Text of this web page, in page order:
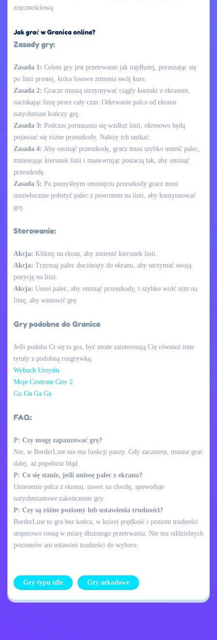
zręcznościową.
Jak grać w Granica online?
Zasady gry:
Zasada 1: Celem gry jest przetrwanie jak najdłużej, poruszając się
po linii prostej, która losowo zmienia swój kurs.
Zasada 2: Gracze muszą utrzymywać ciągły kontakt z ekranem,
naciskając linię przez cały czas. Oderwanie palca od ekranu
natychmiast kończy grę.
Zasada 3: Podczas poruszania się wzdłuż linii, okresowo będą
pojawiać się różne przeszkody. Należy ich unikać.
Zasada 4: Aby ominąć przeszkodę, gracz musi szybko unieść palec,
zmieniając kierunek linii i manewrując postacią tak, aby ominąć
przeszkodę.
Zasada 5: Po pomyślnym ominięciu przeszkody gracz musi
niezwłocznie położyć palec z powrotem na linii, aby kontynuować
grę.
Sterowanie:
Akcja: Kliknij na ekran, aby zmienić kierunek linii.
Akcja: Trzymaj palec dociśnięty do ekranu, aby utrzymać swoją
pozycję na linii.
Akcja: Unieś palec, aby ominąć przeszkody, i szybko wróć nim na
linię, aby wznowić grę.
Gry podobne do Granica
Jeśli podoba Ci się ta gra, być może zainteresują Cię również inne
tytuły z podobną rozgrywką.
Wybuch Umysłu
Moje Centrum Gier 2
Gu Gu Ga Ga
FAQ:
P: Czy mogę zapauzować grę?
Nie, w BorderLine nie ma funkcji pauzy. Gdy zaczniesz, musisz grać
dalej, aż popełnisz błąd.
P: Co się stanie, jeśli uniosę palec z ekranu?
Uniesienie palca z ekranu, nawet na chwilę, spowoduje
natychmiastowe zakończenie gry.
P: Czy są różne poziomy lub ustawienia trudności?
BorderLine to gra bez końca, w której prędkość i poziom trudności
stopniowo rosną w miarę dłuższego przetrwania. Nie ma oddzielnych
poziomów ani ustawień trudności do wyboru.
Gry typu idle Gry arkadowe